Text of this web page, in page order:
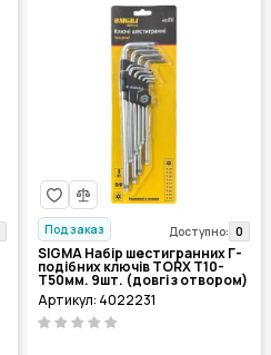
Под заказ Доступно: 0
SIGMA Набір шестигранних Г-
подібних ключів TORX T10-
T50мм. 9шт. (довгі з отвором)
4022231
Артикул: 4022231